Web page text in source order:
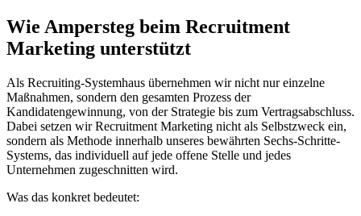
Wie Ampersteg beim Recruitment
Marketing unterstützt
Als Recruiting-Systemhaus übernehmen wir nicht nur einzelne
Maßnahmen, sondern den gesamten Prozess der
Kandidatengewinnung, von der Strategie bis zum Vertragsabschluss.
Dabei setzen wir Recruitment Marketing nicht als Selbstzweck ein,
sondern als Methode innerhalb unseres bewährten Sechs-Schritte-
Systems, das individuell auf jede offene Stelle und jedes
Unternehmen zugeschnitten wird.
Was das konkret bedeutet: